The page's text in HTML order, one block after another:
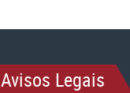
Avisos Legais